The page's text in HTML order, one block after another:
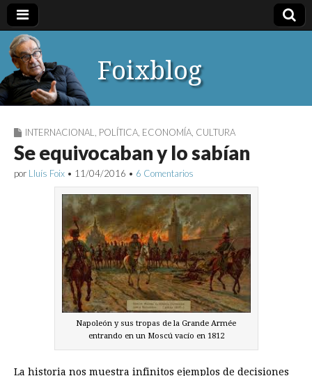
Foixblog
INTERNACIONAL POLÍTICA ECONOMÍA CULTURA
Se equivocaban y lo sabían
por Lluís Foix • 11/04/2016 • 6 Comentarios
Napoleón y sus tropas de la Grande Armée
entrando en un Moscú vacío en 1812
La historia nos muestra infinitos ejemplos de decisiones